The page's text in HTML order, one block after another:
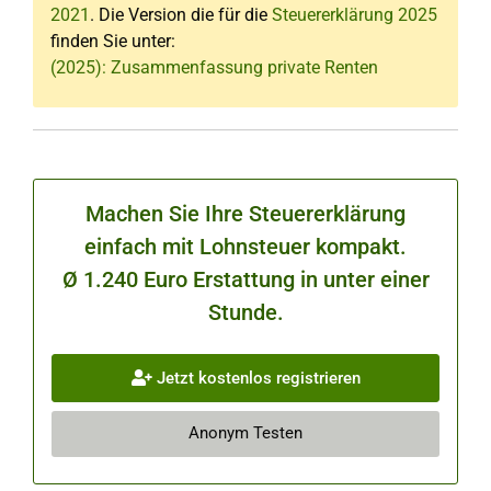
2021 . Die Version die für die Steuererklärung 2025
finden Sie unter:
(2025): Zusammenfassung private Renten
Machen Sie Ihre Steuererklärung
einfach mit Lohnsteuer kompakt.
Ø 1.240 Euro Erstattung in unter einer
Stunde.
Jetzt kostenlos registrieren
Anonym Testen